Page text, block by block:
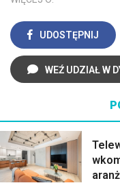
UDOSTĘPNIJ
WEŹ UDZIAŁ W